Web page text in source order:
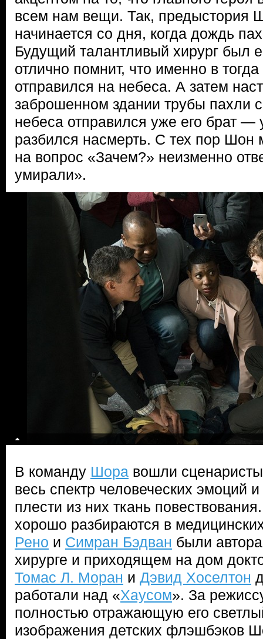
всем нам вещи. Так, предыстория
начинается со дня, когда дождь
Будущий талантливый хирург был
отлично помнит, что именно в
отправился на небеса. А затем
заброшенном здании трубы пахли
небеса отправился уже его брат —
разбился насмерть. С тех пор Шон
на вопрос «Зачем?» неизменно
умирали».
В команду Шора вошли
весь спектр человеческих эмоций
плести из них ткань
хорошо разбираются в
Рено и Симран Бэдван были
хирурге и приходящем на дом
Томас Л. Моран и Дэвид Хоселтон
работали над «Хаусом». За
полностью отражающую его
изображения детских флэшбэков